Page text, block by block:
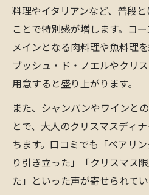
料理やイタリアンなど、普段
ことで特別感が増します。コ
メインとなる肉料理や魚料理
ブッシュ・ド・ノエルやクリ
用意すると盛り上がります。
また、シャンパンやワインと
とで、大人のクリスマスディ
ちます。口コミでも「ペアリ
り引き立った」「クリスマス
た」といった声が寄せられてい